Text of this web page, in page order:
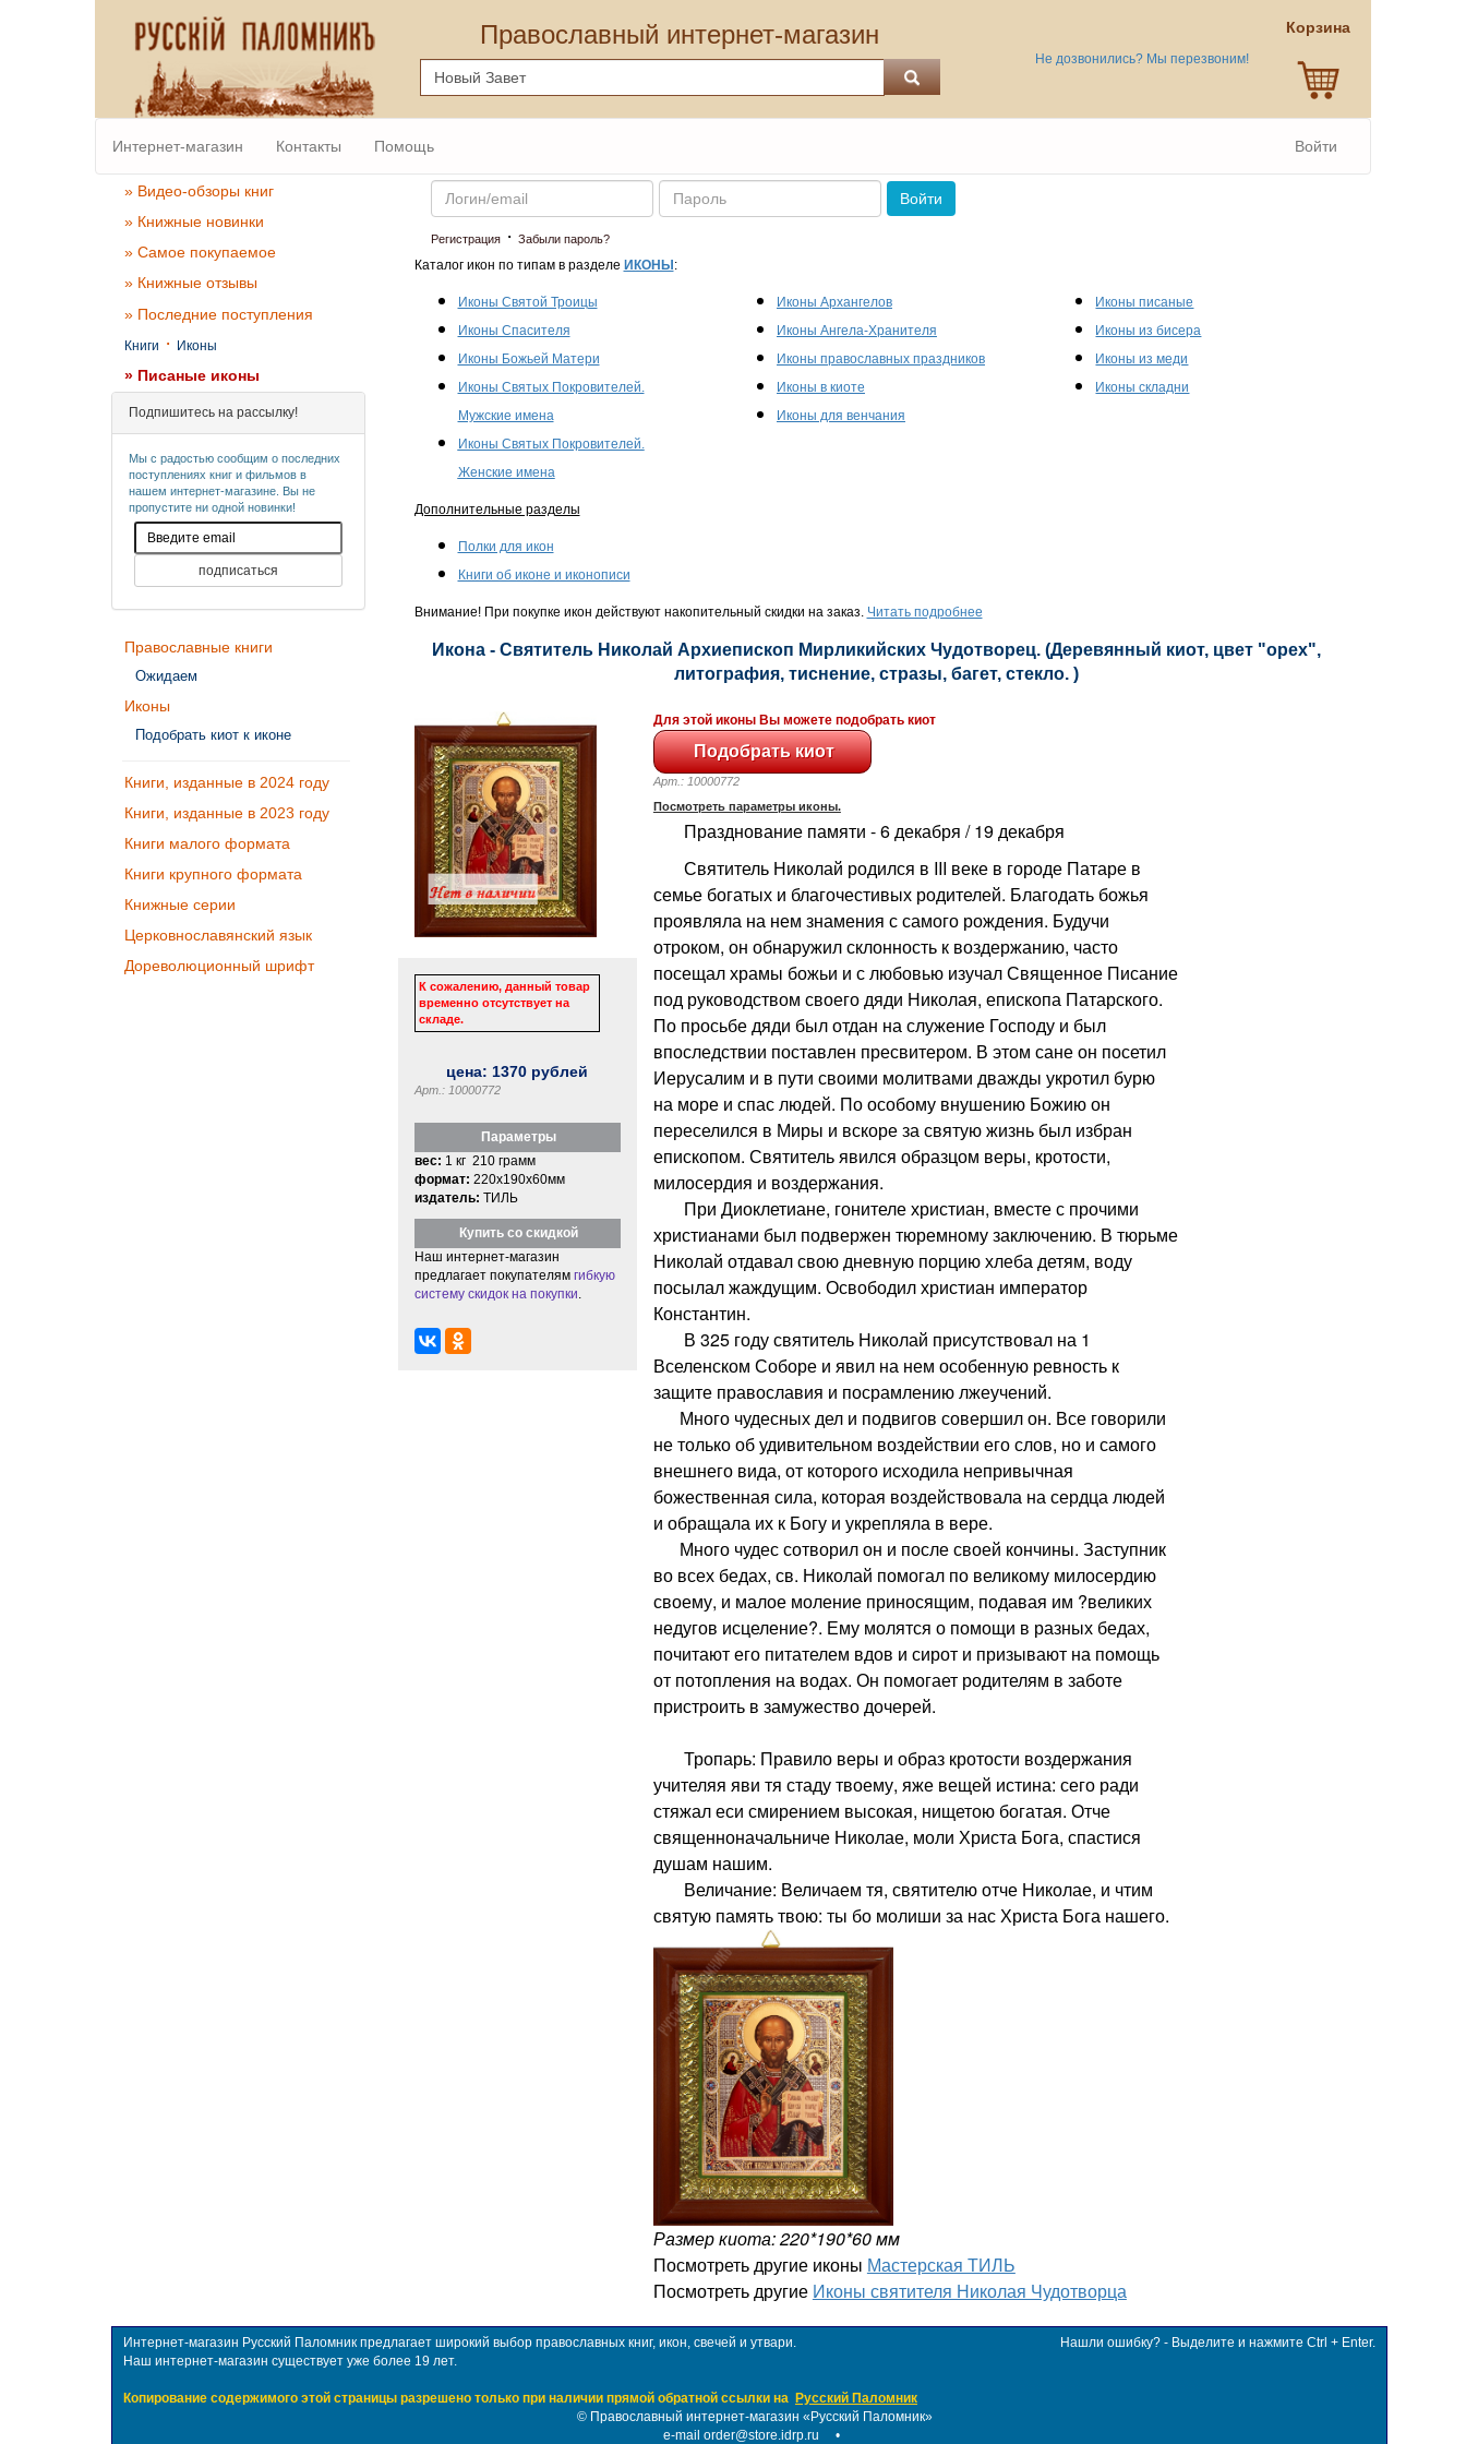
Православный интернет-магазин
Не дозвонились? Мы перезвоним!
Корзина
Интернет-магазин Контакты Помощь Войти
» Видео-обзоры книг
» Книжные новинки
» Самое покупаемое
» Книжные отзывы
» Последние поступления
Книги · Иконы
» Писаные иконы
Подпишитесь на рассылку!
Мы с радостью сообщим о последних
поступлениях книг и фильмов в
нашем интернет-магазине. Вы не
пропустите ни одной новинки!
Православные книги
Ожидаем
Иконы
Подобрать киот к иконе
Книги, изданные в 2024 году
Книги, изданные в 2023 году
Книги малого формата
Книги крупного формата
Книжные серии
Церковнославянский язык
Дореволюционный шрифт
Email Пароль
Войти
Регистрация· Забыли пароль?
Каталог икон по типам в разделе ИКОНЫ :
Иконы Святой Троицы
Иконы Спасителя
Иконы Божьей Матери
Иконы Святых Покровителей.
Мужские имена
Иконы Святых Покровителей.
Женские имена
Иконы Архангелов
Иконы Ангела-Хранителя
Иконы православных праздников
Иконы в киоте
Иконы для венчания
Иконы писаные
Иконы из бисера
Иконы из меди
Иконы складни
Дополнительные разделы
Полки для икон
Книги об иконе и иконописи
Внимание! При покупке икон действуют накопительный скидки на заказ. Читать подробнее
Икона - Святитель Николай Архиепископ Мирликийских Чудотворец. (Деревянный киот, цвет "орех",
литография, тиснение, стразы, багет, стекло. )
К сожалению, данный товар
временно отсутствует на
складе.
цена: 1370 рублей
Арт.: 10000772
Параметры
вес: 1 кг 210 грамм
формат: 220x190x60мм
издатель: ТИЛЬ
Купить со скидкой
Наш интернет-магазин
предлагает покупателям гибкую
систему скидок на покупки
Для этой иконы Вы можете подобрать киот
Арт.: 10000772
Посмотреть параметры иконы.
Празднование памяти - 6 декабря / 19 декабря
Святитель Николай родился в III веке в городе Патаре в
семье богатых и благочестивых родителей. Благодать божья
проявляла на нем знамения с самого рождения. Будучи
отроком, он обнаружил склонность к воздержанию, часто
посещал храмы божьи и с любовью изучал Священное Писание
под руководством своего дяди Николая, епископа Патарского.
По просьбе дяди был отдан на служение Господу и был
впоследствии поставлен пресвитером. В этом сане он посетил
Иерусалим и в пути своими молитвами дважды укротил бурю
на море и спас людей. По особому внушению Божию он
переселился в Миры и вскоре за святую жизнь был избран
епископом. Святитель явился образцом веры, кротости,
милосердия и воздержания.
При Диоклетиане, гонителе христиан, вместе с прочими
христианами был подвержен тюремному заключению. В тюрьме
Николай отдавал свою дневную порцию хлеба детям, воду
посылал жаждущим. Освободил христиан император
Константин.
В 325 году святитель Николай присутствовал на 1
Вселенском Соборе и явил на нем особенную ревность к
защите православия и посрамлению лжеучений.
Много чудесных дел и подвигов совершил он. Все говорили
не только об удивительном воздействии его слов, но и самого
внешнего вида, от которого исходила непривычная
божественная сила, которая воздействовала на сердца людей
и обращала их к Богу и укрепляла в вере.
Много чудес сотворил он и после своей кончины. Заступник
во всех бедах, св. Николай помогал по великому милосердию
своему, и малое моление приносящим, подавая им ?великих
недугов исцеление?. Ему молятся о помощи в разных бедах,
почитают его питателем вдов и сирот и призывают на помощь
от потопления на водах. Он помогает родителям в заботе
пристроить в замужество дочерей.
Тропарь: Правило веры и образ кротости воздержания
учителяя яви тя стаду твоему, яже вещей истина: сего ради
стяжал еси смирением высокая, нищетою богатая. Отче
священноначальниче Николае, моли Христа Бога, спастися
душам нашим.
Величание: Величаем тя, святителю отче Николае, и чтим
святую память твою: ты бо молиши за нас Христа Бога нашего.
Размер киота: 220*190*60 мм
Посмотреть другие иконы Мастерская ТИЛЬ
Посмотреть другие Иконы святителя Николая Чудотворца
Интернет-магазин Русский Паломник предлагает широкий выбор православных книг, икон, свечей и утвари.
Наш интернет-магазин существует уже более 19 лет.
Копирование содержимого этой страницы разрешено только при наличии прямой обратной ссылки на Русский Паломник
Нашли ошибку? - Выделите и нажмите Ctrl + Enter.
© Православный интернет-магазин «Русский Паломник»
e-mail order@store.idrp.ru •